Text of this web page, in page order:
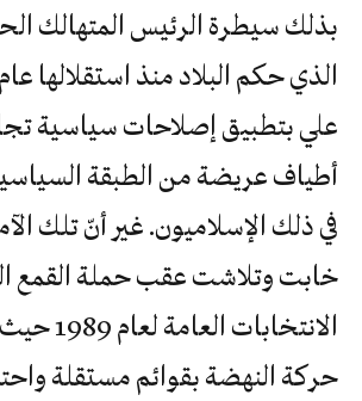
بذلك سيطرة الرئيس المتهالك
علي بتطبيق إصلاحات سياسية
أطياف عريضة من الطبقة
في ذلك الإسلاميون. غير أنّ تلك
خابت وتلاشت عقب حملة القمع
حركة النهضة بقوائم مستقلة